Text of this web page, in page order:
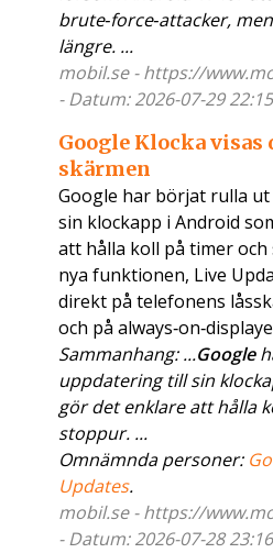
brute‑force‑attacker,
längre. ...
mobil.se - https://
- Datum: 2026-07-29
Google Klocka
skärmen
Google har börjat rulla
sin klockapp i Android
att hålla koll på timer
nya funktionen, Live
direkt på telefonens
och på
Sammanhang: ...Google
uppdatering till sin
gör det enklare att hålla
stoppur. ...
Omnämnda personer:
Updates.
mobil.se - https://
- Datum: 2026-07-28